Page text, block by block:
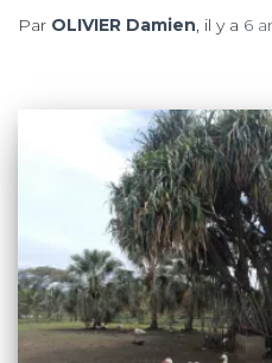
Par OLIVIER Damien, il y a 6